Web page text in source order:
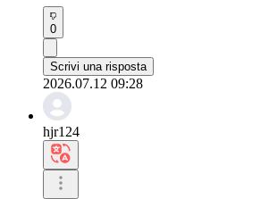
0
Scrivi una risposta
2026.07.12 09:28
hjr124